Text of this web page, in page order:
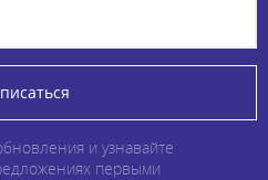
и узнавайте
первыми